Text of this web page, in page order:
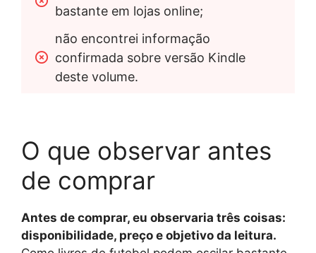
bastante em lojas online;
não encontrei informação
confirmada sobre versão Kindle
deste volume.
O que observar antes
de comprar
Antes de comprar, eu observaria três coisas:
disponibilidade, preço e objetivo da leitura.